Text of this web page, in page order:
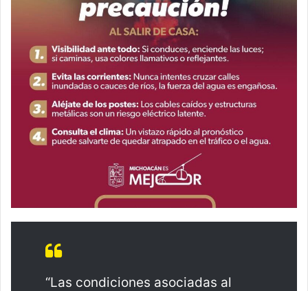
“Las condiciones asociadas al